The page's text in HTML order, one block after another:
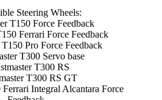
Steering Wheels:
T150 Force Feedback
Ferrari Force Feedback
Pro Force Feedback
T300 Servo base
T300 RS
T300 RS GT
Integral Alcantara Force